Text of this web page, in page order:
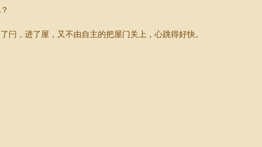
，进了屋，又不由自主的把屋门关上，心跳得好快。